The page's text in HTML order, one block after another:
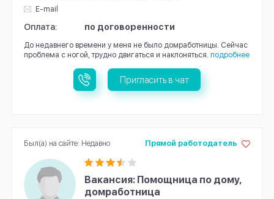
E-mail
Оплата: по договоренности
До недавнего времени у меня не было домработницы. Сейчас
проблема с ногой, трудно двигаться и наклоняться. подробнее
Пригласить в чат
Вакансия: Помощница по дому,
домработница
Прямой работодатель
Был(а) на сайте: Недавно